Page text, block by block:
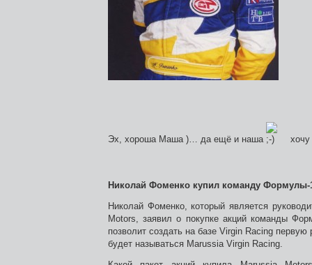
Эх, хороша Маша )… да ещё и наша
Николай Фоменко купил команду Формулы-
Николай Фоменко, который является
Motors, заявил о покупке акций команды
позволит создать на базе Virgin Racing первую
будет называться Marussia Virgin Racing.